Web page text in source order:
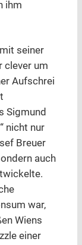
ihm
seiner
clever um
Aufschrei
Sigmund
nicht nur
Breuer
auch
war,
Wiens
einer